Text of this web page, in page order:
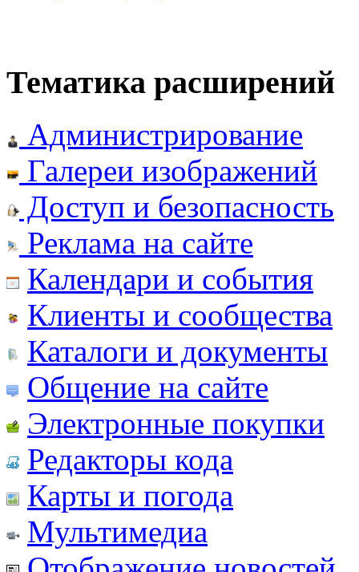
Тематика расширений
Администрирование
Галереи изображений
Доступ и безопасность
Реклама на сайте
Календари и события
Клиенты и сообщества
Каталоги и документы
Общение на сайте
Электронные покупки
Редакторы кода
Карты и погода
Мультимедиа